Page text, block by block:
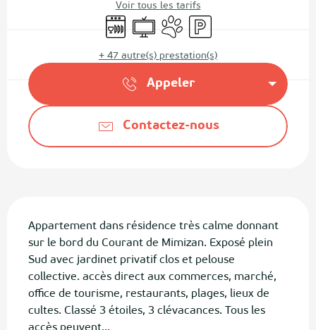
Voir tous les tarifs
Lave vaisselle
TélévisionAnimaux acceptés
Parking
+ 47 autre(s) prestation(s)
Appeler
Contactez-nous
Appartement dans résidence très calme donnant
sur le bord du Courant de Mimizan. Exposé plein
Sud avec jardinet privatif clos et pelouse
collective. accès direct aux commerces, marché,
office de tourisme, restaurants, plages, lieux de
cultes. Classé 3 étoiles, 3 clévacances. Tous les